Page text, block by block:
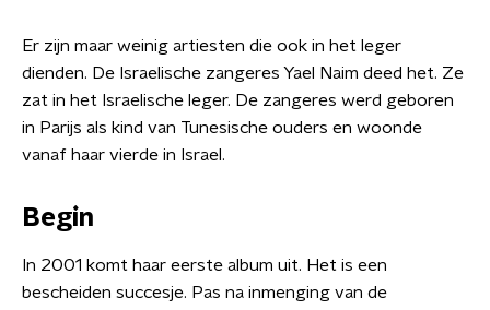
Er zijn maar weinig artiesten die ook in het leger
dienden. De Israelische zangeres Yael Naim deed het. Ze
zat in het Israelische leger. De zangeres werd geboren
in Parijs als kind van Tunesische ouders en woonde
vanaf haar vierde in Israel.
Begin
In 2001 komt haar eerste album uit. Het is een
bescheiden succesje. Pas na inmenging van de